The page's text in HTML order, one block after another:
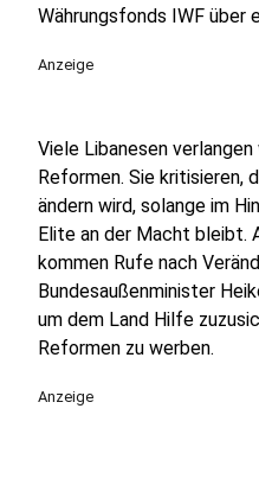
Währungsfonds IWF über
Anzeige
Viele Libanesen
Reformen. Sie kritisieren,
ändern wird, solange im
Elite an der Macht bleibt.
kommen Rufe nach
Bundesaußenminister
um dem Land Hilfe
Reformen zu werben.
Anzeige